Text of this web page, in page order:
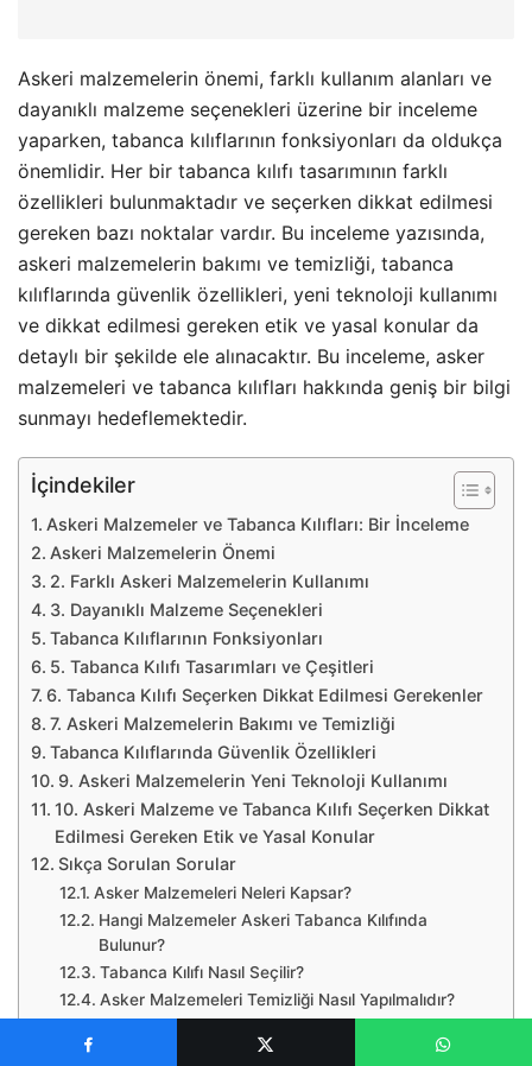
Askeri malzemelerin önemi, farklı kullanım alanları ve
dayanıklı malzeme seçenekleri üzerine bir inceleme
yaparken, tabanca kılıflarının fonksiyonları da oldukça
önemlidir. Her bir tabanca kılıfı tasarımının farklı
özellikleri bulunmaktadır ve seçerken dikkat edilmesi
gereken bazı noktalar vardır. Bu inceleme yazısında,
askeri malzemelerin bakımı ve temizliği, tabanca
kılıflarında güvenlik özellikleri, yeni teknoloji kullanımı
ve dikkat edilmesi gereken etik ve yasal konular da
detaylı bir şekilde ele alınacaktır. Bu inceleme, asker
malzemeleri ve tabanca kılıfları hakkında geniş bir bilgi
sunmayı hedeflemektedir.
İçindekiler
Askeri Malzemeler ve Tabanca Kılıfları: Bir İnceleme
Askeri Malzemelerin Önemi
2. Farklı Askeri Malzemelerin Kullanımı
3. Dayanıklı Malzeme Seçenekleri
Tabanca Kılıflarının Fonksiyonları
5. Tabanca Kılıfı Tasarımları ve Çeşitleri
6. Tabanca Kılıfı Seçerken Dikkat Edilmesi Gerekenler
7. Askeri Malzemelerin Bakımı ve Temizliği
Tabanca Kılıflarında Güvenlik Özellikleri
9. Askeri Malzemelerin Yeni Teknoloji Kullanımı
10. Askeri Malzeme ve Tabanca Kılıfı Seçerken Dikkat
Edilmesi Gereken Etik ve Yasal Konular
Sıkça Sorulan Sorular
Asker Malzemeleri Neleri Kapsar?
Hangi Malzemeler Askeri Tabanca Kılıfında
Bulunur?
Tabanca Kılıfı Nasıl Seçilir?
Asker Malzemeleri Temizliği Nasıl Yapılmalıdır?